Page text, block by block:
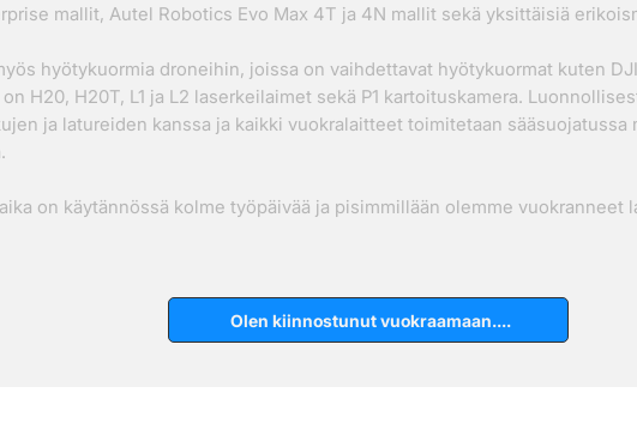
mallit, Autel Robotics Evo Max 4T ja 4N mallit sekä yksittäisiä
hyötykuormia droneihin, joissa on vaihdettavat hyötykuormat kuten
H20, H20T, L1 ja L2 laserkeilaimet sekä P1 kartoituskamera.
ja latureiden kanssa ja kaikki vuokralaitteet toimitetaan sääsuojatussa
on käytännössä kolme työpäivää ja pisimmillään olemme vuokranneet
Olen kiinnostunut vuokraamaan....